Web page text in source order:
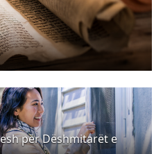
për Dëshmitarët e